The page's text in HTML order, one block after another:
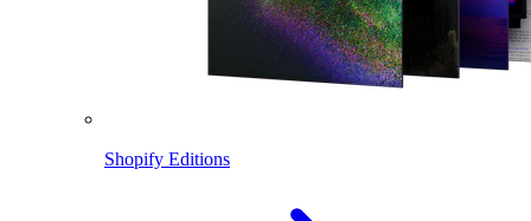
Shopify Editions